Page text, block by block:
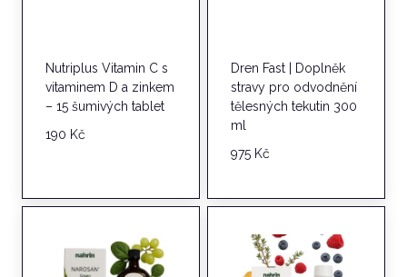
Nutriplus Vitamin C s
vitaminem D a zinkem
– 15 šumivých tablet
190 Kč
Dren Fast | Doplněk
stravy pro odvodnění
tělesných tekutin 300
ml
975 Kč